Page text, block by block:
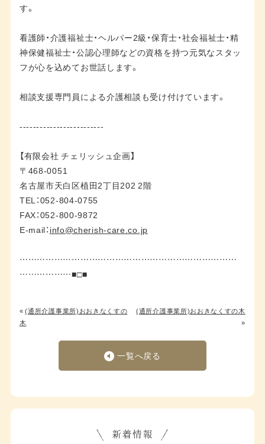
す。
看護師・介護福祉士・ヘルパー2級・保育士・社会福祉士・精
神保健福祉士・公認心理師などの資格を持つ元気なスタッ
フが心を込めてお世話します。
相談支援専門員による介護相談も受け付けています。
-------------------------
【有限会社 チェリッシュ企画】
〒468-0051
名古屋市天白区植田2丁目202 2階
TEL：052-804-0755
FAX：052-800-9872
E-mail： info@cherish-care.co.jp
…………………………………………………………………
………………■□■
«(通所介護事業所)おおきなくすの
木
(通所介護事業所)おおきなくすの木
»
一覧へ戻る